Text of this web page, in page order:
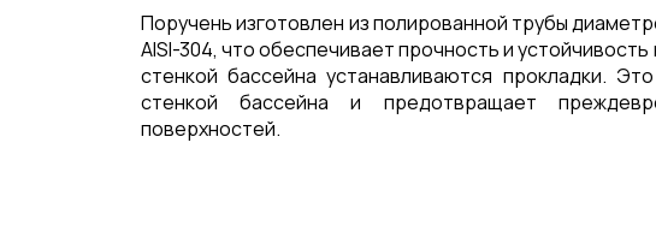
Поручень изготовлен из полированной трубы
AISI-304, что обеспечивает прочность и
стенкой бассейна устанавливаются прокладки.
стенкой бассейна и предотвращает
поверхностей.